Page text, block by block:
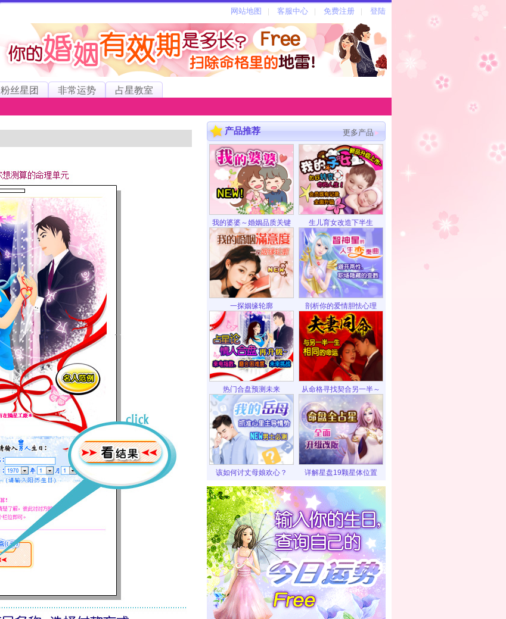
粉丝星团 非常运势 占星教室
产品推荐 更多产品
我的婆婆～婚姻品质关键 生儿育女改造下半生
一探姻缘轮廓 剖析你的爱情胆怯心理
热门合盘预测未来 从命格寻找契合另一半～
该如何讨丈母娘欢心？ 详解星盘19颗星体位置